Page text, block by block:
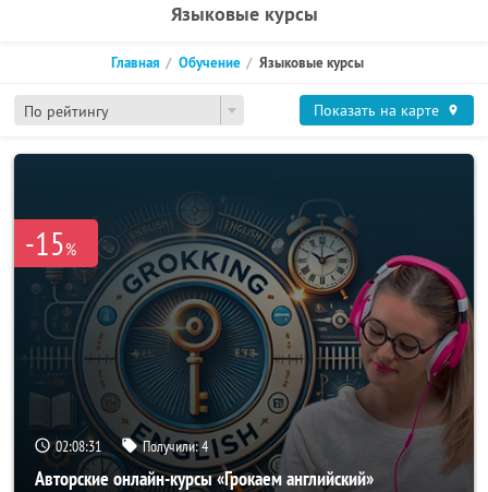
Языковые курсы
По рейтингу
Главная Обучение Языковые курсы
Показать на карте
-15%
02:08:30 Получили:4
Авторские онлайн-курсы «Грокаем английский»